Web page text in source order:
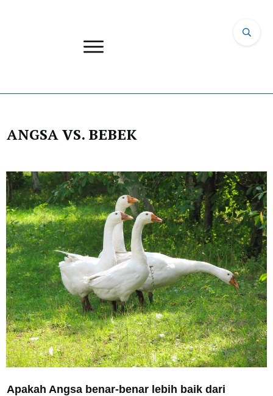
ANGSA VS. BEBEK
Apakah Angsa benar-benar lebih baik dari